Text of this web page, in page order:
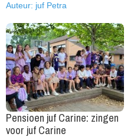
Auteur: juf Petra
Pensioen juf Carine: zingen
voor juf Carine